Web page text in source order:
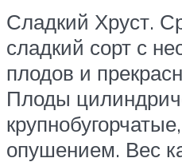
Сладкий Хруст.
сладкий сорт с
плодов и
Плоды
опушением. Вес